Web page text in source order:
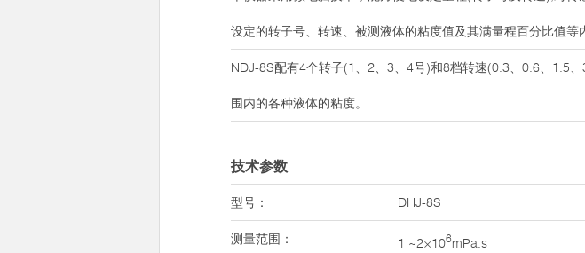
设定的转子号、转速、被测液体的粘度值及其满量程百分比值等
NDJ-8S配有4个转子(1、2、3、4号)和8档转速(0.3、0.6、1.5
围内的各种液体的粘度。
技术参数
型号： DHJ-8S
测量范围： 1 ~2×106mPa.s